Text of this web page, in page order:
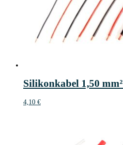
Silikonkabel 1,50
4,10 €